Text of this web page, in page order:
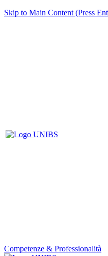
Skip to Main Content (Press
Competenze & Professionalità